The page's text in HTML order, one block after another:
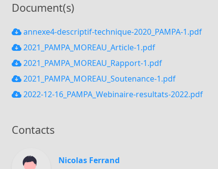
Document(s)
annexe4-descriptif-technique-2020_PAMPA-1.pdf
2021_PAMPA_MOREAU_Article-1.pdf
2021_PAMPA_MOREAU_Rapport-1.pdf
2021_PAMPA_MOREAU_Soutenance-1.pdf
2022-12-16_PAMPA_Webinaire-resultats-2022.pdf
Contacts
Nicolas Ferrand